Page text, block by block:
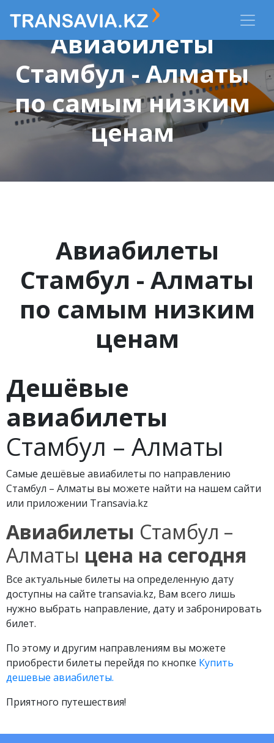
Авиабилеты
Стамбул - Алматы
по самым низким
ценам
Авиабилеты
Стамбул - Алматы
по самым низким
ценам
Дешёвые
авиабилеты
Стамбул – Алматы
Самые дешёвые авиабилеты по направлению
Стамбул – Алматы вы можете найти на нашем сайти
или приложении Transavia.kz
Авиабилеты Стамбул –
Алматы цена на сегодня
Все актуальные билеты на определенную дату
доступны на сайте transavia.kz, Вам всего лишь
нужно выбрать направление, дату и забронировать
билет.
По этому и другим направлениям вы можете
приобрести билеты перейдя по кнопке Купить
дешевые авиабилеты.
Приятного путешествия!